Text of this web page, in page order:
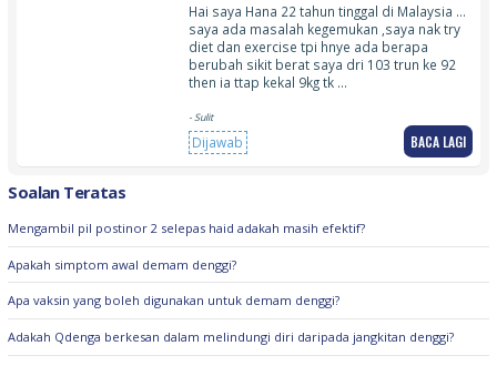
Hai saya Hana 22 tahun tinggal di Malaysia …
saya ada masalah kegemukan ,saya nak try
diet dan exercise tpi hnye ada berapa
berubah sikit berat saya dri 103 trun ke 92
then ia ttap kekal 9kg tk …
- Sulit
Dijawab BACA LAGI
Soalan Teratas
Mengambil pil postinor 2 selepas haid adakah masih efektif?
Apakah simptom awal demam denggi?
Apa vaksin yang boleh digunakan untuk demam denggi?
Adakah Qdenga berkesan dalam melindungi diri daripada jangkitan denggi?